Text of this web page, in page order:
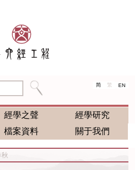
简 繁 EN
經學之聲
經學研究
檔案資料 關于我們
秋